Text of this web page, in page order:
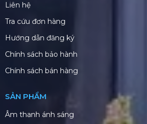
Liên hệ
Tra cứu đơn hàng
Hướng dẫn đăng ký
Chính sách bảo hành
Chính sách bán hàng
SẢN PHẨM
Âm thanh ánh sáng